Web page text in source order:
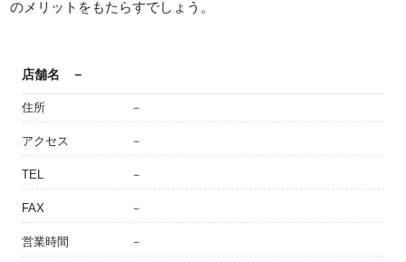
のメリットをもたらすでしょう。
店舗名 －
住所 －
アクセス －
TEL －
FAX －
営業時間 －